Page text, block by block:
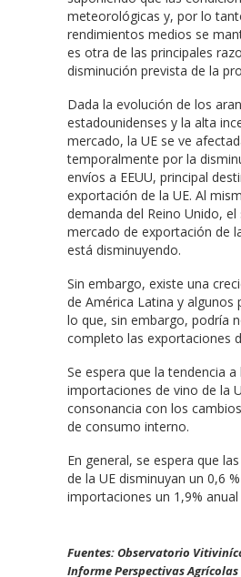
meteorológicas y, por lo
rendimientos medios se
es otra de las principales
disminución prevista de la
Dada la evolución de los
estadounidenses y la alta
mercado, la UE se ve
temporalmente por la
envíos a EEUU, principal
exportación de la UE. Al
demanda del Reino Unido,
mercado de exportación de
está disminuyendo.
Sin embargo, existe una
de América Latina y algunos
lo que, sin embargo, podría
completo las exportaciones
Se espera que la tendencia a
importaciones de vino de la
consonancia con los
de consumo interno.
En general, se espera que
de la UE disminuyan un 0,6
importaciones un 1,9%
Fuentes: Observatorio
Informe Perspectivas